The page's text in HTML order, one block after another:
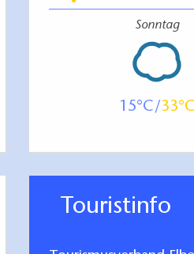
Sonntag
15 33
Touristinfo